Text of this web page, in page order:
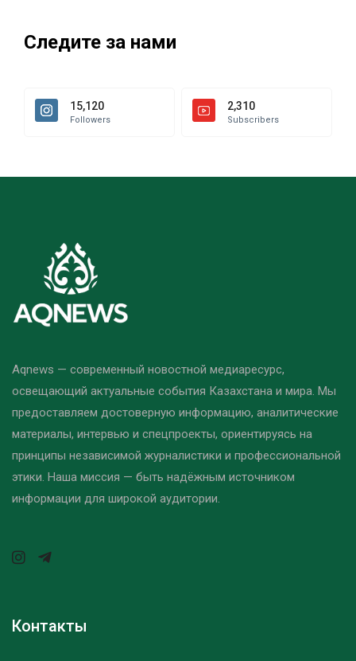
Следите за нами
15,120
Followers
2,310
Subscribers
Aqnews — современный новостной медиаресурс,
освещающий актуальные события Казахстана и мира. Мы
предоставляем достоверную информацию, аналитические
материалы, интервью и спецпроекты, ориентируясь на
принципы независимой журналистики и профессиональной
этики. Наша миссия — быть надёжным источником
информации для широкой аудитории.
Контакты